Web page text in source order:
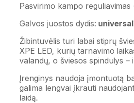
Pasvirimo kampo reguliavimas
Galvos juostos dydis:
Žibintuvėlis turi labai stiprų
XPE LED, kurių tarnavimo
valandų, o šviesos spindulys –
Įrenginys naudoja įmontuotą
galima lengvai įkrauti
laidą.